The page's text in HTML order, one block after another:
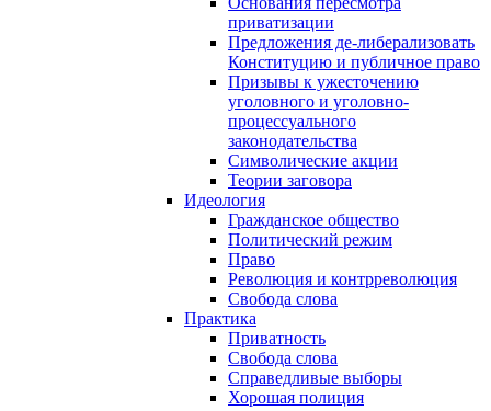
приватизации
Предложения де-либерализовать
Конституцию и публичное право
Призывы к ужесточению
уголовного и уголовно-
процессуального
законодательства
Символические акции
Теории заговора
Идеология
Гражданское общество
Политический режим
Право
Революция и контрреволюция
Свобода слова
Практика
Приватность
Свобода слова
Справедливые выборы
Хорошая полиция